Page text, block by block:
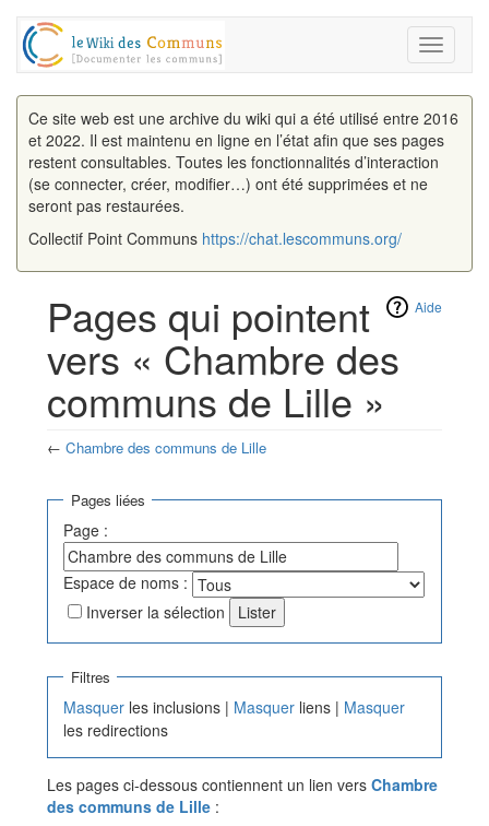
Toggle
Ce site web est une archive du wiki qui a été utilisé entre 2016
et 2022. Il est maintenu en ligne en l’état afin que ses pages
restent consultables. Toutes les fonctionnalités d’interaction
(se connecter, créer, modifier…) ont été supprimées et ne
seront pas restaurées.
Collectif Point Communs https://chat.lescommuns.org/
Aide
Pages qui pointent
vers « Chambre des
communs de Lille »
← Chambre des communs de Lille
Pages liées
Page :
Espace de noms :
Inverser la sélection
Filtres
Masquer les inclusions | Masquer liens | Masquer
les redirections
Les pages ci-dessous contiennent un lien vers Chambre
des communs de Lille :